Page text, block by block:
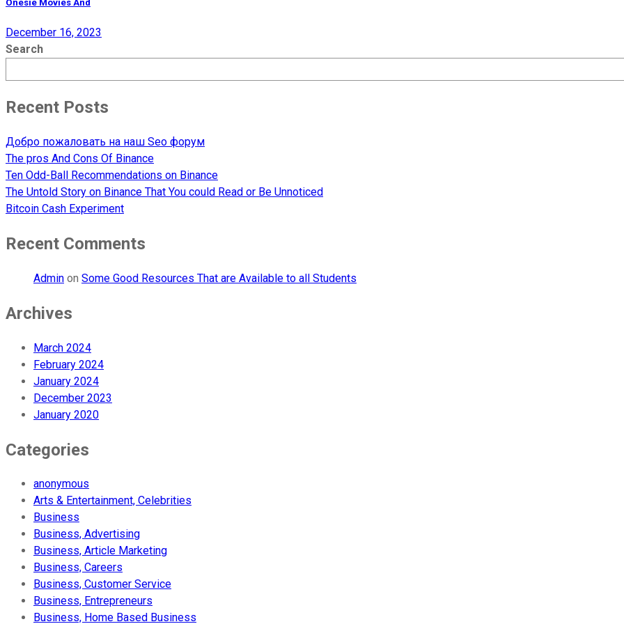
Onesie Movies And
December 16, 2023
Search
Recent Posts
Добро пожаловать на наш Seo форум
The pros And Cons Of Binance
Ten Odd-Ball Recommendations on Binance
The Untold Story on Binance That You could Read or Be Unnoticed
Bitcoin Cash Experiment
Recent Comments
Admin on Some Good Resources That are Available to all Students
Archives
March 2024
February 2024
January 2024
December 2023
January 2020
Categories
anonymous
Arts & Entertainment, Celebrities
Business
Business, Advertising
Business, Article Marketing
Business, Careers
Business, Customer Service
Business, Entrepreneurs
Business, Home Based Business